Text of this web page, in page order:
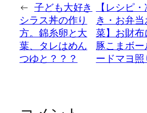
← 子ども大好き
シラス丼の作り
方。錦糸卵と大
葉、タレはめん
つゆと？？？
【レシピ
き・お弁
菜】お財
豚こまボ
ードマヨ照